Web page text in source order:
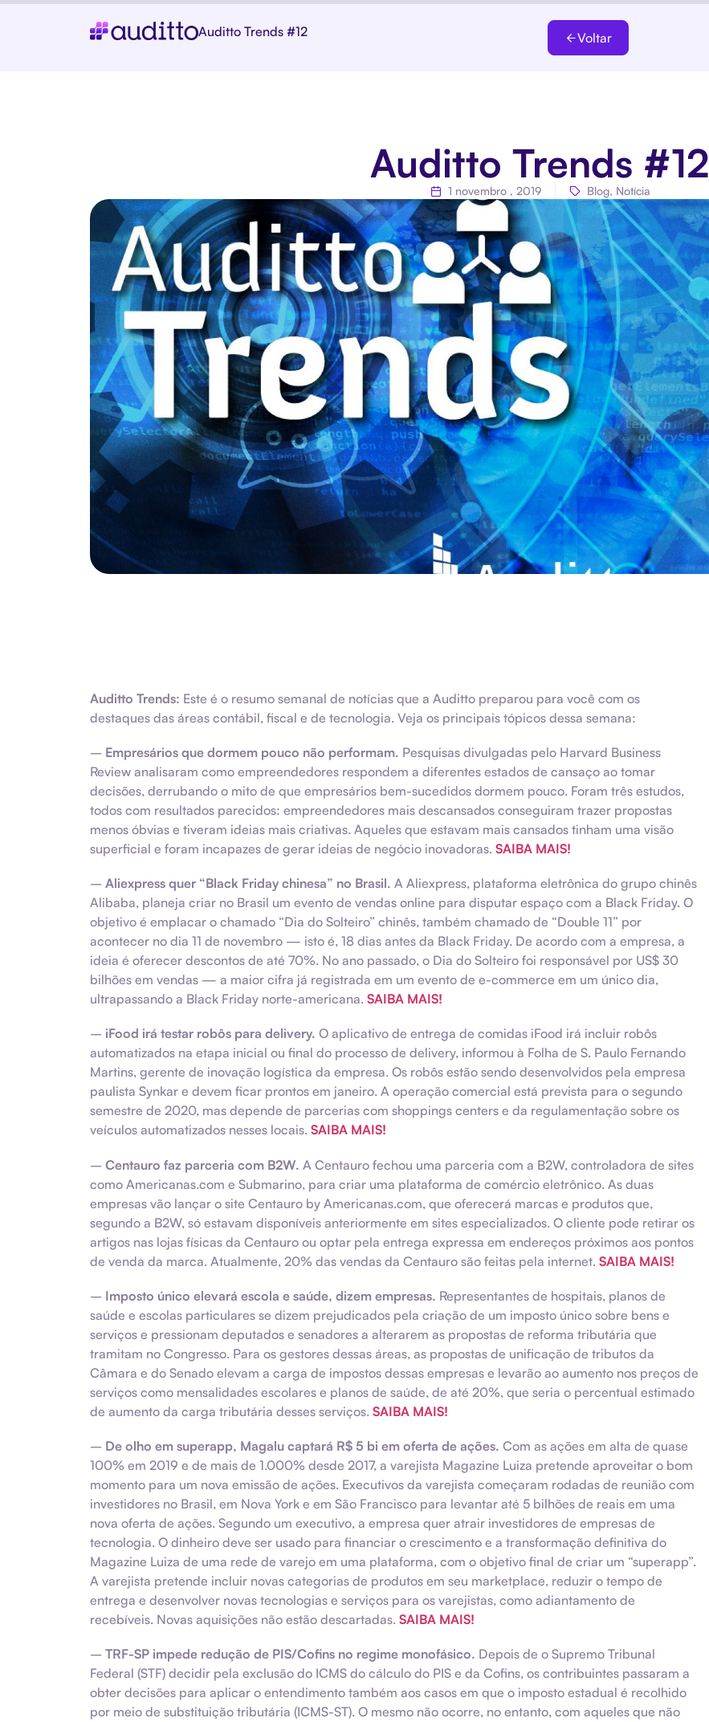
Auditto Trends #12 Voltar
Auditto Trends #12
1 novembro , 2019 Blog, Notícia
Auditto Trends: Este é o resumo semanal de notícias que a Auditto preparou para você com os
destaques das áreas contábil, fiscal e de tecnologia. Veja os principais tópicos dessa semana:
– Empresários que dormem pouco não performam. Pesquisas divulgadas pelo Harvard Business
Review analisaram como empreendedores respondem a diferentes estados de cansaço ao tomar
decisões, derrubando o mito de que empresários bem-sucedidos dormem pouco. Foram três estudos,
todos com resultados parecidos: empreendedores mais descansados conseguiram trazer propostas
menos óbvias e tiveram ideias mais criativas. Aqueles que estavam mais cansados tinham uma visão
superficial e foram incapazes de gerar ideias de negócio inovadoras. SAIBA MAIS!
– Aliexpress quer “Black Friday chinesa” no Brasil. A Aliexpress, plataforma eletrônica do grupo chinês
Alibaba, planeja criar no Brasil um evento de vendas online para disputar espaço com a Black Friday. O
objetivo é emplacar o chamado “Dia do Solteiro” chinês, também chamado de “Double 11” por
acontecer no dia 11 de novembro — isto é, 18 dias antes da Black Friday. De acordo com a empresa, a
ideia é oferecer descontos de até 70%. No ano passado, o Dia do Solteiro foi responsável por US$ 30
bilhões em vendas — a maior cifra já registrada em um evento de e-commerce em um único dia,
ultrapassando a Black Friday norte-americana. SAIBA MAIS!
– iFood irá testar robôs para delivery. O aplicativo de entrega de comidas iFood irá incluir robôs
automatizados na etapa inicial ou final do processo de delivery, informou à Folha de S. Paulo Fernando
Martins, gerente de inovação logística da empresa. Os robôs estão sendo desenvolvidos pela empresa
paulista Synkar e devem ficar prontos em janeiro. A operação comercial está prevista para o segundo
semestre de 2020, mas depende de parcerias com shoppings centers e da regulamentação sobre os
veículos automatizados nesses locais. SAIBA MAIS!
– Centauro faz parceria com B2W. A Centauro fechou uma parceria com a B2W, controladora de sites
como Americanas.com e Submarino, para criar uma plataforma de comércio eletrônico. As duas
empresas vão lançar o site Centauro by Americanas.com, que oferecerá marcas e produtos que,
segundo a B2W, só estavam disponíveis anteriormente em sites especializados. O cliente pode retirar os
artigos nas lojas físicas da Centauro ou optar pela entrega expressa em endereços próximos aos pontos
de venda da marca. Atualmente, 20% das vendas da Centauro são feitas pela internet. SAIBA MAIS!
– Imposto único elevará escola e saúde, dizem empresas. Representantes de hospitais, planos de
saúde e escolas particulares se dizem prejudicados pela criação de um imposto único sobre bens e
serviços e pressionam deputados e senadores a alterarem as propostas de reforma tributária que
tramitam no Congresso. Para os gestores dessas áreas, as propostas de unificação de tributos da
Câmara e do Senado elevam a carga de impostos dessas empresas e levarão ao aumento nos preços de
serviços como mensalidades escolares e planos de saúde, de até 20%, que seria o percentual estimado
de aumento da carga tributária desses serviços. SAIBA MAIS!
– De olho em superapp, Magalu captará R$ 5 bi em oferta de ações. Com as ações em alta de quase
100% em 2019 e de mais de 1.000% desde 2017, a varejista Magazine Luiza pretende aproveitar o bom
momento para um nova emissão de ações. Executivos da varejista começaram rodadas de reunião com
investidores no Brasil, em Nova York e em São Francisco para levantar até 5 bilhões de reais em uma
nova oferta de ações. Segundo um executivo, a empresa quer atrair investidores de empresas de
tecnologia. O dinheiro deve ser usado para financiar o crescimento e a transformação definitiva do
Magazine Luiza de uma rede de varejo em uma plataforma, com o objetivo final de criar um “superapp”.
A varejista pretende incluir novas categorias de produtos em seu marketplace, reduzir o tempo de
entrega e desenvolver novas tecnologias e serviços para os varejistas, como adiantamento de
recebíveis. Novas aquisições não estão descartadas. SAIBA MAIS!
– TRF-SP impede redução de PIS/Cofins no regime monofásico. Depois de o Supremo Tribunal
Federal (STF) decidir pela exclusão do ICMS do cálculo do PIS e da Cofins, os contribuintes passaram a
obter decisões para aplicar o entendimento também aos casos em que o imposto estadual é recolhido
por meio de substituição tributária (ICMS-ST). O mesmo não ocorre, no entanto, com aqueles que não